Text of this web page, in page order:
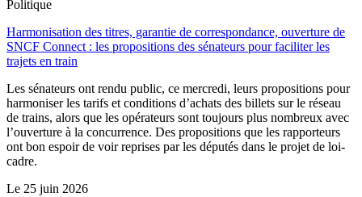
Politique
Harmonisation des titres, garantie de correspondance, ouverture de
SNCF Connect : les propositions des sénateurs pour faciliter les
trajets en train
Les sénateurs ont rendu public, ce mercredi, leurs propositions pour
harmoniser les tarifs et conditions d’achats des billets sur le réseau
de trains, alors que les opérateurs sont toujours plus nombreux avec
l’ouverture à la concurrence. Des propositions que les rapporteurs
ont bon espoir de voir reprises par les députés dans le projet de loi-
cadre.
Le 25 juin 2026